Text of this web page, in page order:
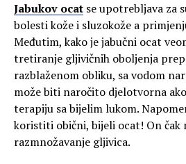
Jabukov ocat se upotrebljava za
bolesti kože i sluzokože a
Međutim, kako je jabučni ocat
tretiranje gljivičnih oboljenja
razblaženom obliku, sa vodom
može biti naročito djelotvorna
terapiju sa bijelim lukom.
koristiti obični, bijeli ocat! On čak
razmnožavanje gljivica.